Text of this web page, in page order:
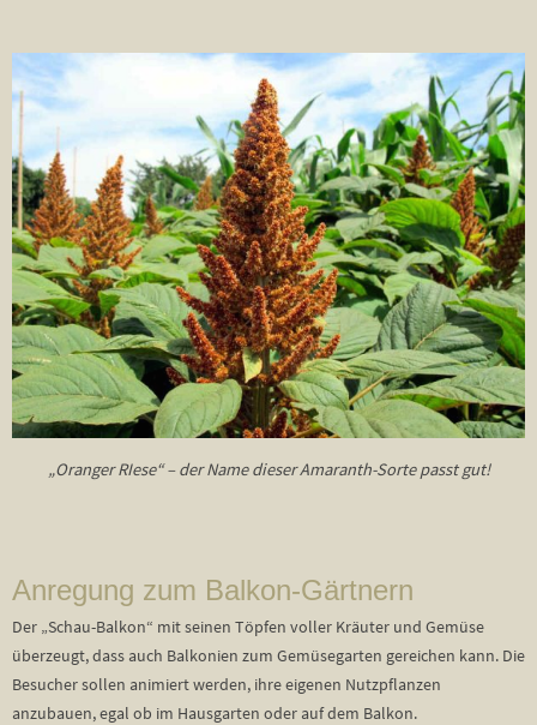
„Oranger RIese“ – der Name dieser Amaranth-Sorte passt gut!
Anregung zum Balkon-Gärtnern
Der „Schau-Balkon“ mit seinen Töpfen voller Kräuter und Gemüse
überzeugt, dass auch Balkonien zum Gemüsegarten gereichen kann. Die
Besucher sollen animiert werden, ihre eigenen Nutzpflanzen
anzubauen, egal ob im Hausgarten oder auf dem Balkon.